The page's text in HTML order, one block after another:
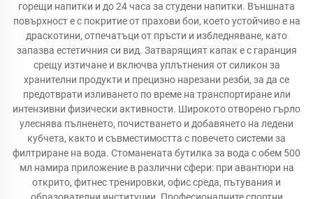
горещи напитки и до 24 часа за студени напитки. Външната
повърхност е с покритие от прахови бои, което устойчиво е на
драскотини, отпечатъци от пръсти и избледняване, като
запазва естетичния си вид. Затварящият капак е с гаранция
срещу изтичане и включва уплътнения от силикон за
хранителни продукти и прецизно нарезани резби, за да се
предотврати изливането по време на транспортиране или
интензивни физически активности. Широкото отворено гърло
улеснява пълненето, почистването и добавянето на ледени
кубчета, както и съвместимостта с повечето системи за
филтриране на вода. Стоманената бутилка за вода с обем 500
мл намира приложение в различни сфери: при авантюри на
открито, фитнес тренировки, офис среда, пътувания и